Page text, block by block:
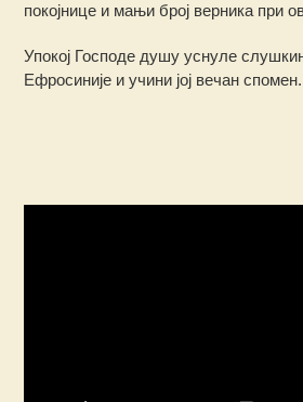
покојнице и мањи број верника при
Упокој Господе душу уснуле
Ефросиније и учини јој вечан спомен.